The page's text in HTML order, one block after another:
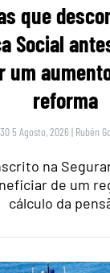
que
Social
um
reforma
5 Agosto, 2026 | Rubén
na
de um
cálculo da